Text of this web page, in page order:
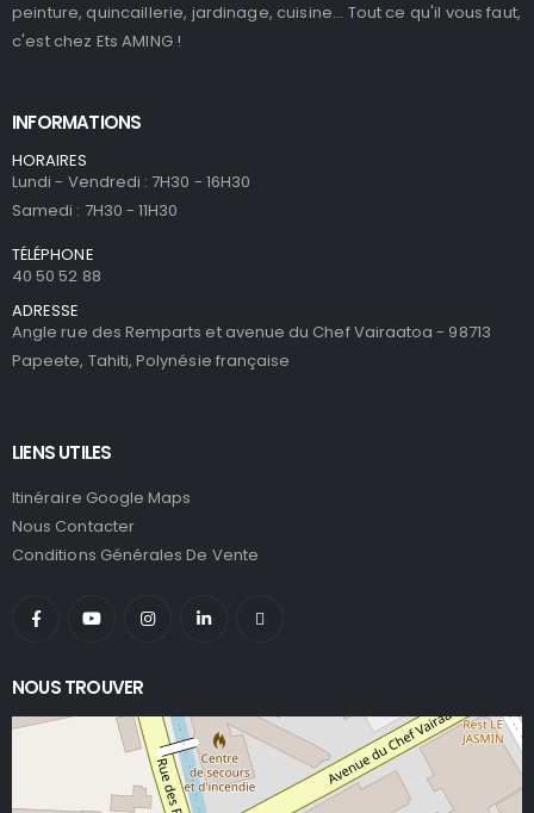
peinture, quincaillerie, jardinage, cuisine... Tout ce qu'il vous faut,
c'est chez Ets AMING !
INFORMATIONS
HORAIRES
Lundi - Vendredi : 7H30 - 16H30
Samedi : 7H30 - 11H30
TÉLÉPHONE
40 50 52 88
ADRESSE
Angle rue des Remparts et avenue du Chef Vairaatoa - 98713
Papeete, Tahiti, Polynésie française
LIENS UTILES
Itinéraire Google Maps
Nous Contacter
Conditions Générales De Vente
NOUS TROUVER